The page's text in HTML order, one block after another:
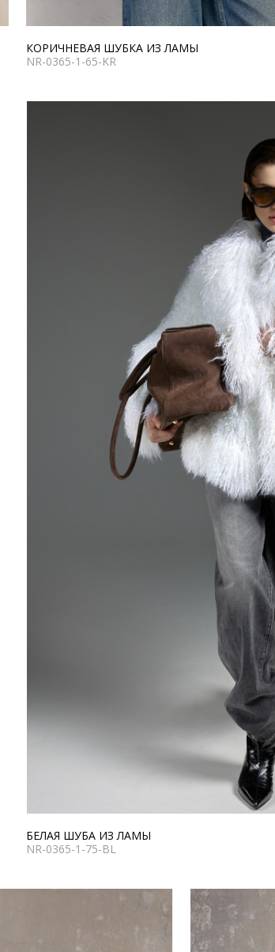
КОРИЧНЕВАЯ ШУБКА ИЗ ЛАМЫ
NR-0365-1-65-KR
БЕЛАЯ ШУБА ИЗ ЛАМЫ
NR-0365-1-75-BL